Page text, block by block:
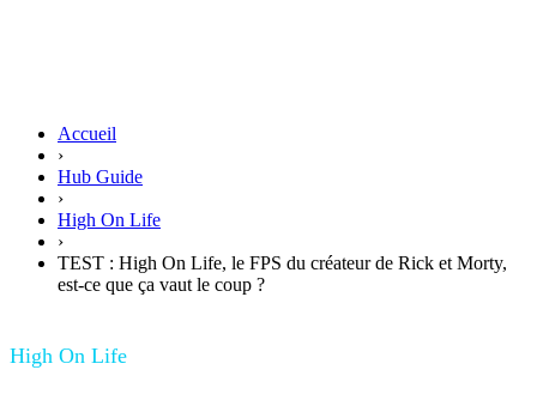
Accueil
›
Hub Guide
›
High On Life
›
TEST : High On Life, le FPS du créateur de Rick et Morty,
est-ce que ça vaut le coup ?
High On Life